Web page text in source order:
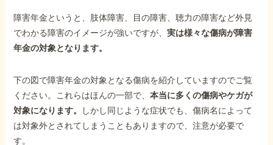
障害年金というと、肢体障害、目の障害、聴力の障害など外見
でわかる障害のイメージが強いですが、実は様々な傷病が障害
年金の対象となります。
下の図で障害年金の対象となる傷病を紹介していますのでご覧
ください。これらはほんの一部で、本当に多くの傷病やケガが
対象になります。
しかし同じような症状でも、傷病名によって
は対象外とされてしまうこともありますので、注意が必要で
す。